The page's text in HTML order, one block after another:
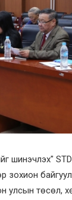
шинэчлэх"
зохион
улсын төсөл,